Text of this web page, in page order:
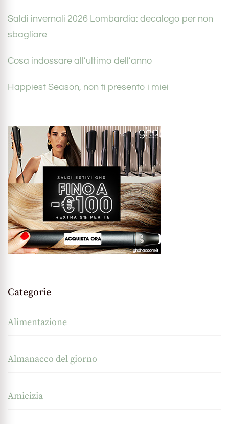
Saldi invernali 2026 Lombardia: decalogo per non
sbagliare
Cosa indossare all’ultimo dell’anno
Happiest Season, non ti presento i miei
Categorie
Alimentazione
Almanacco del giorno
Amicizia